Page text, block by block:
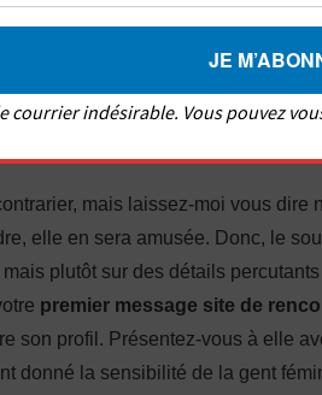
vous gagnerez plus de crédibilité
: «
Dis, sais-tu que ton
? »
mais laissez-moi vous dire
elle en sera amusée. Donc, le
plutôt sur des détails
premier message site de
son profil. Présentez-vous à elle
donné la sensibilité de la gent
courrier indésirable. Vous pouvez